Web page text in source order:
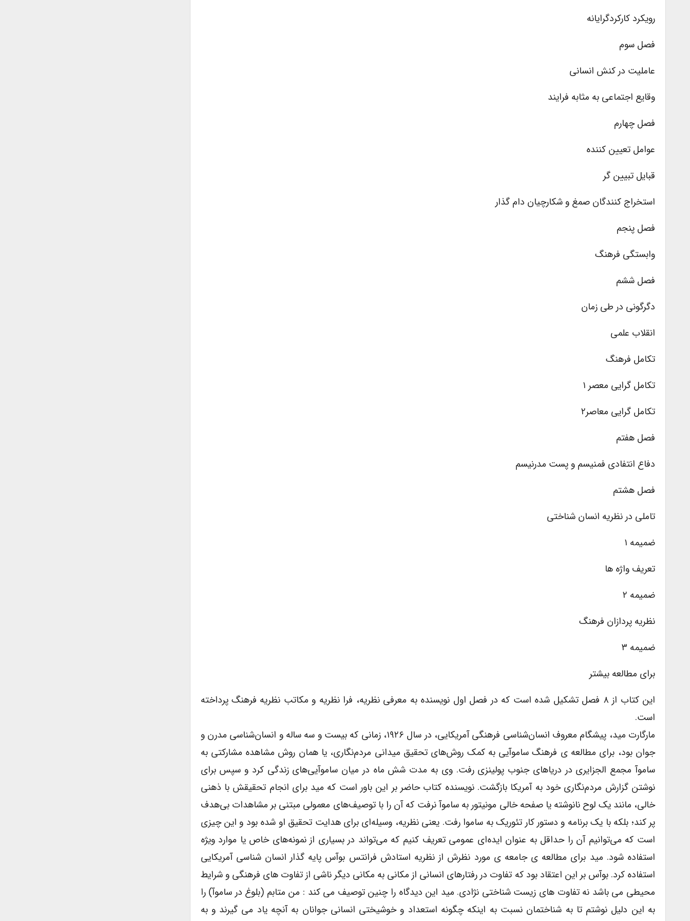
رویکرد کارکردگرایانه
فصل سوم
عاملیت در کنش انسانی
وقایع اجتماعی به مثابه فرایند
فصل چهارم
عوامل تعیین کننده
قبایل تبیین گر
استخراج کنندگان صمغ و شکارچیان دام گذار
فصل پنجم
وابستگی فرهنگ
فصل ششم
دگرگونی در طی زمان
انقلاب علمی
تکامل فرهنگ
تکامل گرایی معصر ۱
تکامل گرایی معاصر۲
فصل هفتم
دفاع انتفادی فمنیسم و پست مدرنیسم
فصل هشتم
تاملی در نظریه انسان شناختی
ضمیمه ۱
تعریف واژه ها
ضمیمه ۲
نظریه پردازان فرهنگ
ضمیمه ۳
برای مطالعه بیشتر
این کتاب از ۸ فصل تشکیل شده است که در فصل اول نویسنده به معرفی نظریه، فرا نظریه و مکاتب نظریه فرهنگ پرداخته
است.
مارگارت مید، پیشگام معروف انسان‌شناسی فرهنگی آمریکایی، در سال ۱۹۲۶، زمانی که بیست و سه ساله و انسان‌شناسی مدرن و
جوان بود، برای مطالعه ی فرهنگ ساموآیی به کمک روش‌های تحقیق میدانی مردم‌نگاری، یا همان روش مشاهده مشارکتی به
ساموآ مجمع الجزایری در دریاهای جنوب پولینزی رفت. وی به مدت شش ماه در میان ساموآیی‌های زندگی کرد و سپس برای
نوشتن گزارش مردم‌نگاری خود به آمریکا بازگشت. نویسنده کتاب حاضر بر این باور است که مید برای انجام تحقیقش با ذهنی
خالی، مانند یک لوح نانوشته یا صفحه خالی مونیتور به ساموآ نرفت که آن را با توصیف‌های معمولی مبتنی بر مشاهدات بی‌هدف
پر کند؛ بلکه با یک برنامه و دستور کار تئوریک به ساموا رفت. یعنی نظریه، وسیله‌ای برای هدایت تحقیق او شده بود و این چیزی
است که می‌توانیم آن را حداقل به عنوان ایده‌ای عمومی تعریف کنیم که می‌تواند در بسیاری از نمونه‌های خاص یا موارد ویژه
استفاده شود. مید برای مطالعه ی جامعه ی مورد نظرش از نظریه استادش فرانتس بوآس پایه گذار انسان شناسی آمریکایی
استفاده کرد. بوآس بر این اعتقاد بود که تفاوت در رفتارهای انسانی از مکانی به مکانی دیگر ناشی از تفاوت های فرهنگی و شرایط
محیطی می باشد نه تفاوت های زیست شناختی نژادی. مید این دیدگاه را چنین توصیف می کند : من متابم (بلوغ در ساموآ) را
به این دلیل نوشتم تا به شناختمان نسبت به اینکه چگونه استعداد و خوشیختی انسانی جوانان به آنچه یاد می گیرند و به